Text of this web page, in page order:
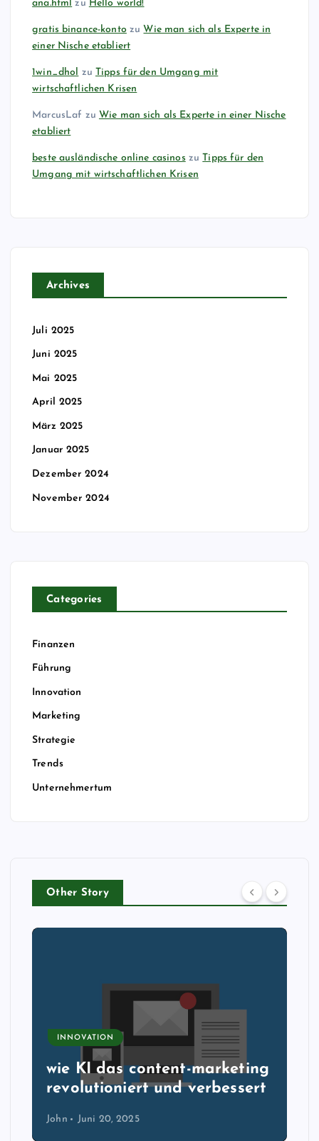
ana.html zu Hello world!
gratis binance-konto zuWie man sich als Experte in
einer Nische etabliert
1win_dhol zu Tipps für den Umgang mit
wirtschaftlichen Krisen
MarcusLaf zu Wie man sich als Experte in einer Nische
etabliert
beste ausländische online casinoszu Tipps für den
Umgang mit wirtschaftlichen Krisen
Archives
Juli 2025
Juni 2025
Mai 2025
April 2025
März 2025
Januar 2025
Dezember 2024
November 2024
Categories
Finanzen
Führung
Innovation
Marketing
Strategie
Trends
Unternehmertum
Other Story
INNOVATION
wie KI das content-marketing
revolutioniert und verbessert
John Juni 20, 2025